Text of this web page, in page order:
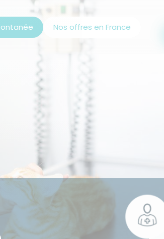
Nos offres en France